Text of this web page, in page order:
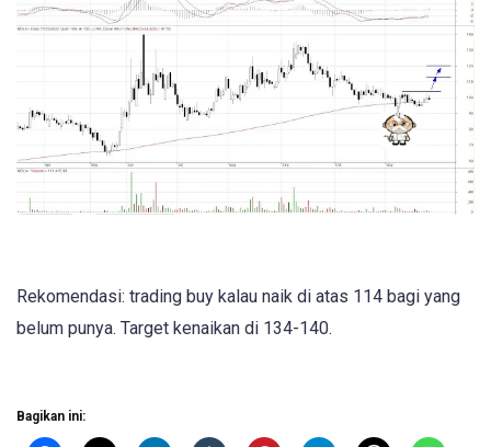
Rekomendasi: trading buy kalau naik di atas 114 bagi yang
belum punya. Target kenaikan di 134-140.
Bagikan ini: